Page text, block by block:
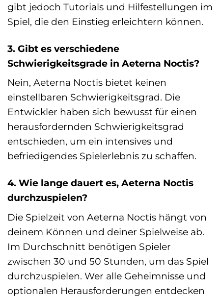
gibt jedoch Tutorials und Hilfestellungen im
Spiel, die den Einstieg erleichtern können.
3. Gibt es verschiedene
Schwierigkeitsgrade in Aeterna Noctis?
Nein, Aeterna Noctis bietet keinen
einstellbaren Schwierigkeitsgrad. Die
Entwickler haben sich bewusst für einen
herausfordernden Schwierigkeitsgrad
entschieden, um ein intensives und
befriedigendes Spielerlebnis zu schaffen.
4. Wie lange dauert es, Aeterna Noctis
durchzuspielen?
Die Spielzeit von Aeterna Noctis hängt von
deinem Können und deiner Spielweise ab.
Im Durchschnitt benötigen Spieler
zwischen 30 und 50 Stunden, um das Spiel
durchzuspielen. Wer alle Geheimnisse und
optionalen Herausforderungen entdecken